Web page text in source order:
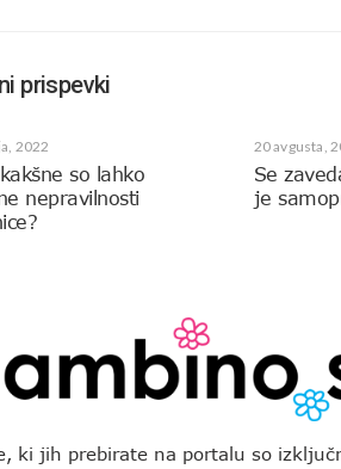
prispevki
2022
so lahko
nepravilnosti
20 avgusta,
Se
je
ki jih prebirate na portalu so